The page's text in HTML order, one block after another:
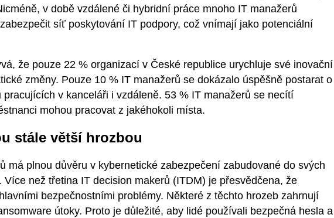
v době vzdálené či hybridní práce mnoho IT manažerů
síť poskytování IT podpory, což vnímají jako potenciální
že pouze 22 % organizací v České republice urychluje své inovační
změny. Pouze 10 % IT manažerů se dokázalo úspěšně postarat o
pracujících v kanceláři i vzdáleně. 53 % IT manažerů se necítí
mohou pracovat z jakéhokoli místa.
stále větší hrozbou
má plnou důvěru v kybernetické zabezpečení zabudované do svých
než třetina IT decision makerů (ITDM) je přesvědčena, že
bezpečnostními problémy. Některé z těchto hrozeb zahrnují
útoky. Proto je důležité, aby lidé používali bezpečná hesla a